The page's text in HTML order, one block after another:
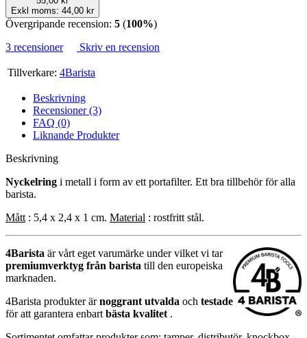
Exkl moms: 44,00 kr
Övergripande recension: 5 (100%)
3 recensioner
Skriv en recension
Tillverkare: 4Barista
Beskrivning
Recensioner (3)
FAQ (0)
Liknande Produkter
Beskrivning
Nyckelring i metall i form av ett portafilter. Ett bra tillbehör för alla
barista.
Mått : 5,4 x 2,4 x 1 cm. Material : rostfritt stål.
4Barista är vårt eget varumärke under vilket vi tar
premiumverktyg från barista till den europeiska
marknaden.
4Barista produkter ärnoggrant utvalda och testade
för att garantera enbart bästa kvalitet .